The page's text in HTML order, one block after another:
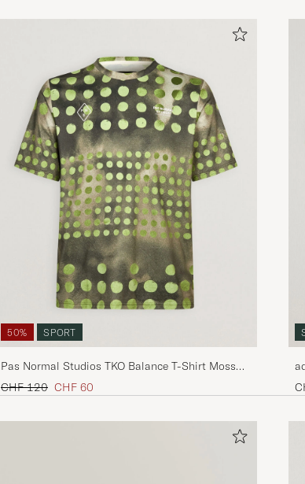
50% SPORT
Pas Normal Studios TKO Balance T-Shirt Moss
Green
Regulärer Preis
CHF 120 Reduzierter Preis
CHF 60